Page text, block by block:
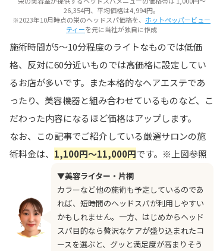
26,354円、平均価格は4,994円。
※2023年10月時点の栄のヘッドスパ価格を、 ホットペッパービュー
ティーを元に当社が独自に作成
施術時間が5～10分程度のライトなものでは低価
格、反対に60分近いものでは高価格に設定してい
るお店が多いです。また本格的なヘアエステであ
ったり、美容機器と組み合わせているものなど、こ
だわった内容になるほど価格はアップします。
なお、この記事でご紹介している厳選サロンの施
術料金は、 1,100円〜11,000円です。※上図参照
▼美容ライター・片桐
カラーなど他の施術も予定しているのであ
れば、短時間のヘッドスパが利用しやすい
かもしれません。一方、はじめからヘッド
スパ目的なら贅沢なケアが盛り込まれたコ
ースを選ぶと、グッと満足度が高まりそう